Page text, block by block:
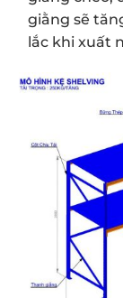
giằng sẽ
lắc khi xuất